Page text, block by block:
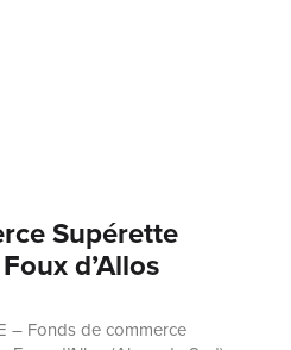
Supérette
d’Allos
– Fonds de commerce